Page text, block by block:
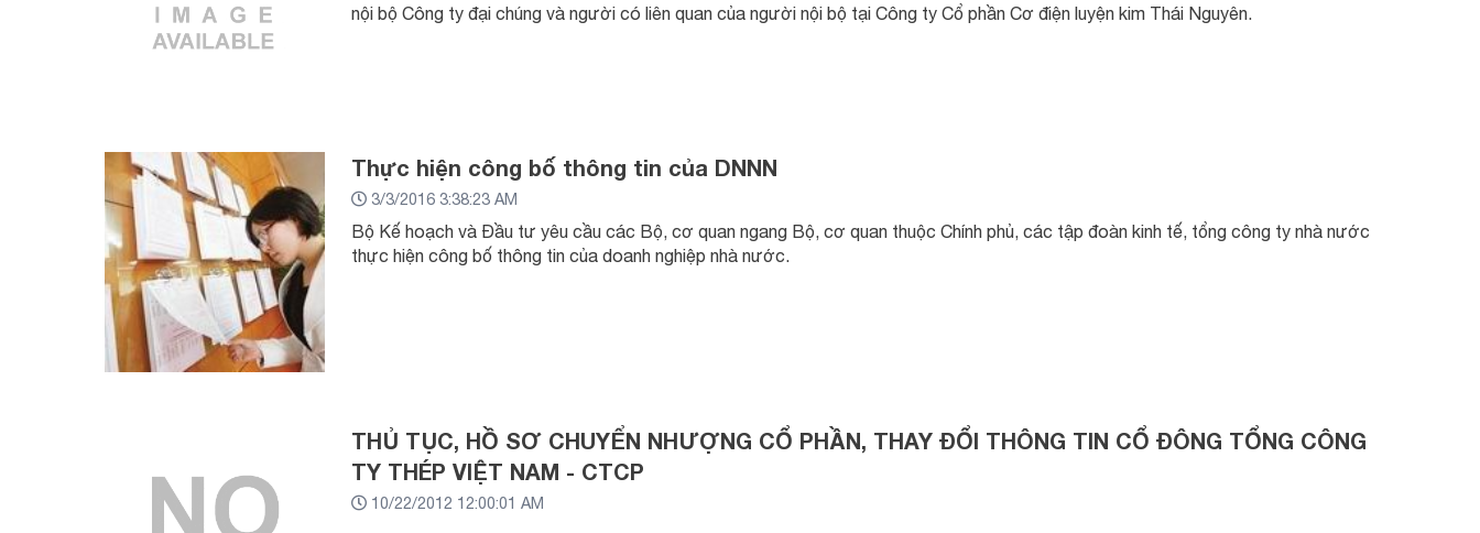
nội bộ Công ty đại chúng và người có liên quan của người nội bộ tại Công ty Cổ phần Cơ điện luyện kim Thái Nguyên.
Thực hiện công bố thông tin của DNNN
3/3/2016 3:38:23 AM
Bộ Kế hoạch và Đầu tư yêu cầu các Bộ, cơ quan ngang Bộ, cơ quan thuộc Chính phủ, các tập đoàn kinh tế, tổng công ty nhà nước
thực hiện công bố thông tin của doanh nghiệp nhà nước.
THỦ TỤC, HỒ SƠ CHUYỂN NHƯỢNG CỔ PHẦN, THAY ĐỔI THÔNG TIN CỔ ĐÔNG TỔNG CÔNG
TY THÉP VIỆT NAM - CTCP
10/22/2012 12:00:01 AM